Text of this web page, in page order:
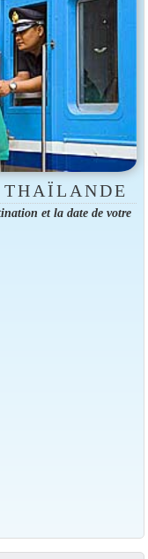
THAÏLANDE
et la date de votre